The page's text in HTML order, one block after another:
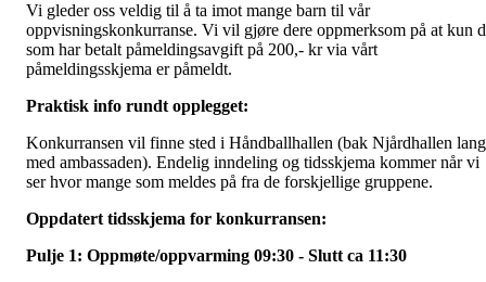
Vi gleder oss veldig til å ta imot mange barn til vår
oppvisningskonkurranse. Vi vil gjøre dere oppmerksom på at kun
som har betalt påmeldingsavgift på 200,- kr via vårt
påmeldingsskjema er påmeldt.
Praktisk info rundt opplegget:
Konkurransen vil finne sted i Håndballhallen (bak Njårdhallen
med ambassaden). Endelig inndeling og tidsskjema kommer når vi
ser hvor mange som meldes på fra de forskjellige gruppene.
Oppdatert tidsskjema for konkurransen:
Pulje 1: Oppmøte/oppvarming 09:30 - Slutt ca 11:30